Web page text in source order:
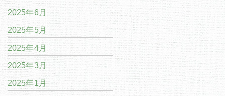
2025年6月
2025年5月
2025年4月
2025年3月
2025年1月